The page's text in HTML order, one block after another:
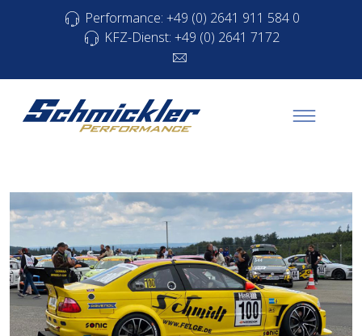
Performance: +49 (0) 2641 911 584 0
KFZ-Dienst: +49 (0) 2641 7172